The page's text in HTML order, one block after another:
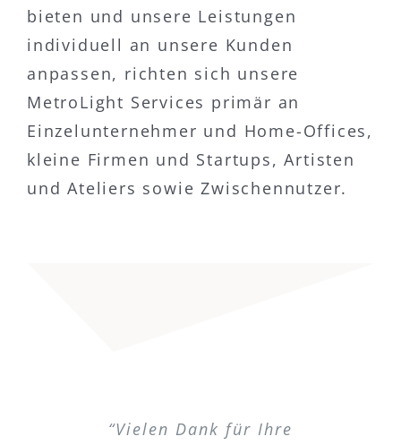
bieten und unsere Leistungen
individuell an unsere Kunden
anpassen, richten sich unsere
MetroLight Services primär an
Einzelunternehmer und Home-Offices,
kleine Firmen und Startups, Artisten
und Ateliers sowie Zwischennutzer.
“Vielen Dank für Ihre
“Mit TheNet haben wir einen sehr
“Ich bin sehr zufrieden mit
“If one day I arrive in Graechen
“Besten Dank für die schnelle
“Da ich nun pensoniert bin,
“Ich muss Ihnen ein Kompliment
“Nach zweieinviertel Jahren